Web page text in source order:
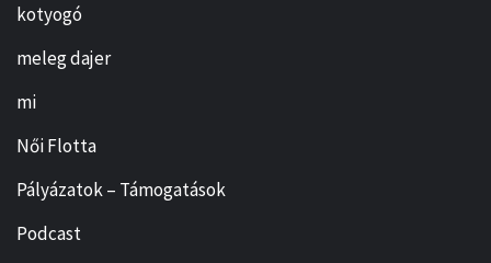
kotyogó
meleg dajer
mi
Női Flotta
Pályázatok – Támogatások
Podcast